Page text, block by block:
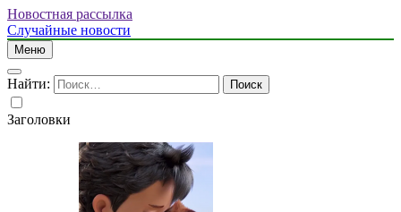
Новостная рассылка
Случайные новости
Меню
Найти:
Заголовки